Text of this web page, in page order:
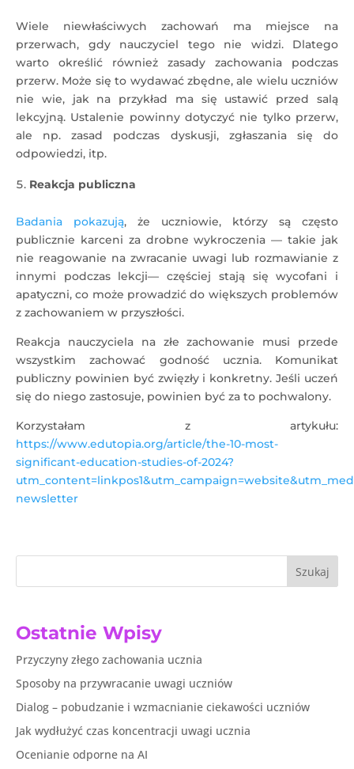
Wiele niewłaściwych zachowań ma miejsce na
przerwach, gdy nauczyciel tego nie widzi. Dlatego
warto określić również zasady zachowania podczas
przerw. Może się to wydawać zbędne, ale wielu uczniów
nie wie, jak na przykład ma się ustawić przed salą
lekcyjną. Ustalenie powinny dotyczyć nie tylko przerw,
ale np. zasad podczas dyskusji, zgłaszania się do
odpowiedzi, itp.
Reakcja publiczna
Badania pokazują, że uczniowie, którzy są często
publicznie karceni za drobne wykroczenia — takie jak
nie reagowanie na zwracanie uwagi lub rozmawianie z
innymi podczas lekcji— częściej stają się wycofani i
apatyczni, co może prowadzić do większych problemów
z zachowaniem w przyszłości.
Reakcja nauczyciela na złe zachowanie musi przede
wszystkim zachować godność ucznia. Komunikat
publiczny powinien być zwięzły i konkretny. Jeśli uczeń
się do niego zastosuje, powinien być za to pochwalony.
Korzystałam z artykułu:
https://www.edutopia.org/article/the-10-most-
significant-education-studies-of-2024?
newsletter
Szukaj
Ostatnie Wpisy
Przyczyny złego zachowania ucznia
Sposoby na przywracanie uwagi uczniów
Dialog – pobudzanie i wzmacnianie ciekawości uczniów
Jak wydłużyć czas koncentracji uwagi ucznia
Ocenianie odporne na AI